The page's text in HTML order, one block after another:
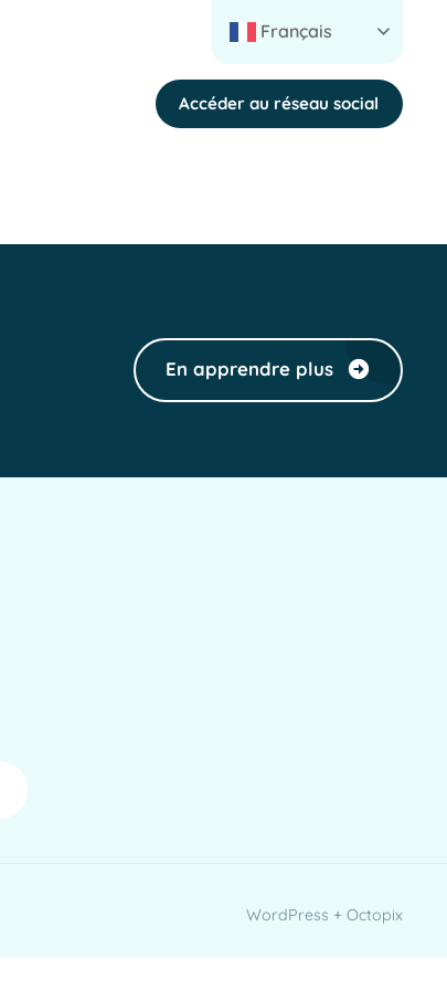
Français
Accéder au réseau social
En apprendre plus
WordPress + Octopix